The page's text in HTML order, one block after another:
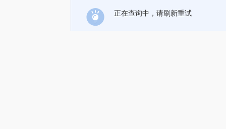
正在查询中，请刷新重试